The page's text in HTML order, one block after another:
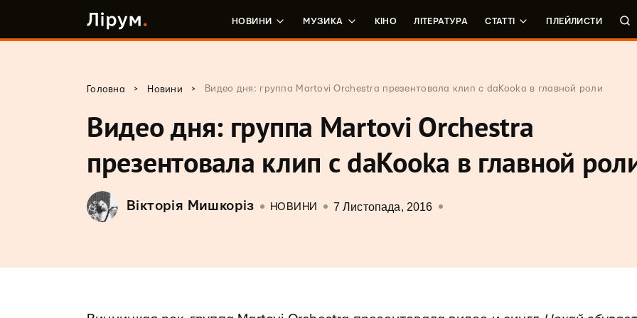
НОВИНИ МУЗИКА КІНО ЛІТЕРАТУРА СТАТТІ ПЛЕЙЛИСТИ
Головна > Новини > Видео дня: группа Martovi Orchestra презентовала клип с daKooka в главной роли
Видео дня: группа Martovi Orchestra
презентовала клип с daKooka в главной
Вікторія Мишкоріз НОВИНИ 7 Листопада, 2016